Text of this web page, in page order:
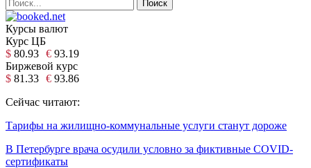
Курсы валют
Курс ЦБ
$ 80.93 € 93.19
Биржевой курс
$ 81.33 € 93.86
Сейчас читают:
Тарифы на жилищно-коммунальные услуги станут дороже
В Петербурге врача осудили условно за фиктивные COVID-
сертификаты